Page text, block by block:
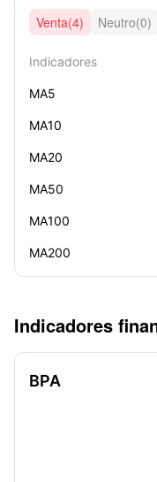
Venta(4) Neutro(0)
Indicadores
MA5
MA10
MA20
MA50
MA100
MA200
Indicadores
BPA